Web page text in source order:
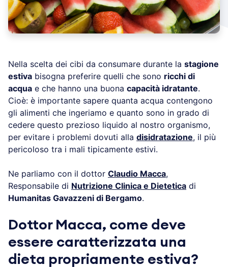
Nella scelta dei cibi da consumare durante la stagione
estiva bisogna preferire quelli che sono ricchi di
acqua e che hanno una buona capacità idratante.
Cioè: è importante sapere quanta acqua contengono
gli alimenti che ingeriamo e quanto sono in grado di
cedere questo prezioso liquido al nostro organismo,
per evitare i problemi dovuti alla disidratazione, il più
pericoloso tra i mali tipicamente estivi.
Ne parliamo con il dottor Claudio Macca,
Responsabile di Nutrizione Clinica e Dietetica di
Humanitas Gavazzeni di Bergamo.
Dottor Macca, come deve
essere caratterizzata una
dieta propriamente estiva?